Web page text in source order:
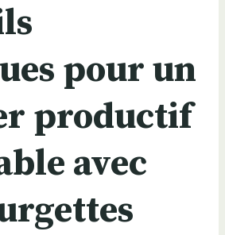
pour un
productif
avec